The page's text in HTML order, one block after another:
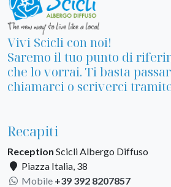
Vivi Scicli con noi!
Saremo il tuo punto di
che lo vorrai. Ti basta
chiamarci o scriverci
Recapiti
Reception Scicli Albergo Diffuso
Piazza Italia, 38
Mobile +39 392 8207857